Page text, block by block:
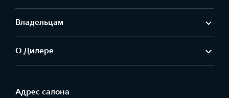
Владельцам
О Дилере
Адрес салонa